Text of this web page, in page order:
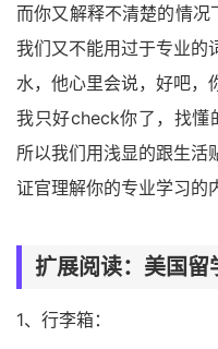
而你又解释不清楚的情
我们又不能用过于专业的
水，他心里会说，好吧，
我只好check你了，找懂
所以我们用浅显的跟生活
证官理解你的专业学习的
扩展阅读：美国
1、行李箱：